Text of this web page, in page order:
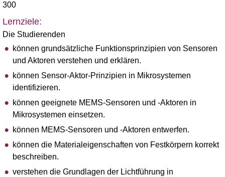
300
Lernziele:
Die Studierenden
können grundsätzliche Funktionsprinzipien von Sensoren
und Aktoren verstehen und erklären.
können Sensor-Aktor-Prinzipien in Mikrosystemen
identifizieren.
können geeignete MEMS-Sensoren und -Aktoren in
Mikrosystemen einsetzen.
können MEMS-Sensoren und -Aktoren entwerfen.
können die Materialeigenschaften von Festkörpern korrekt
beschreiben.
verstehen die Grundlagen der Lichtführung in